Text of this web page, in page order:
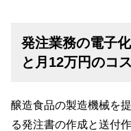
発注業務の電子
と月12万円のコ
醸造食品の製造機械を
る発注書の作成と送付